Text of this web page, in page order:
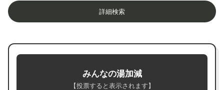
詳細検索
みんなの湯加減
【投票すると表示されます】